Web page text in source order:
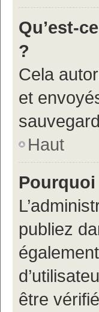
Qu’est-
?
Cela
et
Haut
publiez
être